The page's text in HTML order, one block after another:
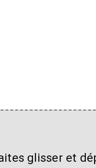
glisser et